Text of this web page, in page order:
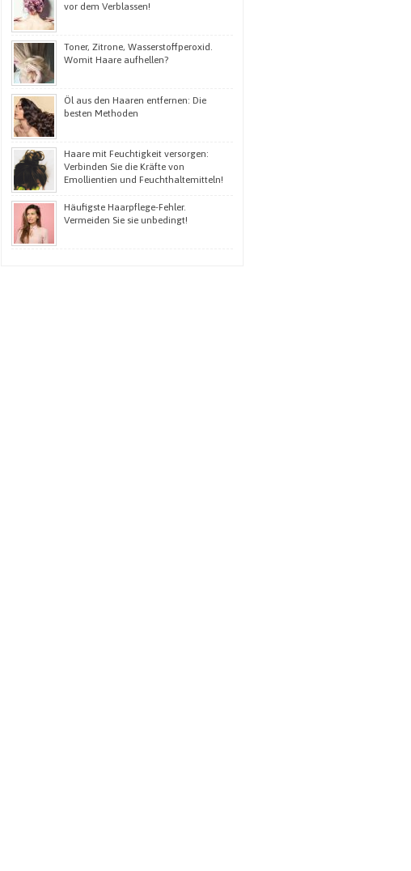
vor dem Verblassen!
Toner, Zitrone, Wasserstoffperoxid.
Womit Haare aufhellen?
Öl aus den Haaren entfernen: Die
besten Methoden
Haare mit Feuchtigkeit versorgen:
Verbinden Sie die Kräfte von
Emollientien und Feuchthaltemitteln!
Häufigste Haarpflege-Fehler.
Vermeiden Sie sie unbedingt!